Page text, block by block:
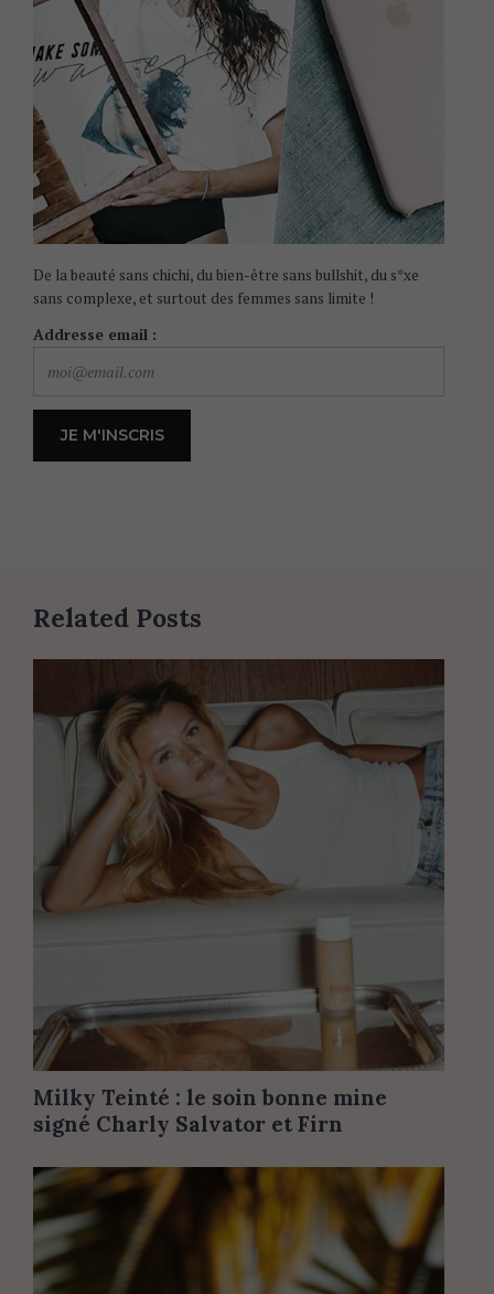
De la beauté sans chichi, du bien-être sans bullshit, du s*xe
sans complexe, et surtout des femmes sans limite !
Addresse email :
Related Posts
Milky Teinté : le soin bonne mine
signé Charly Salvator et Firn